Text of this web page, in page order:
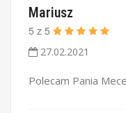
Mariusz
5 z 5
27.02.2021
Polecam Pania